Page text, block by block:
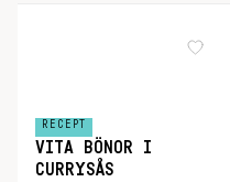
RECEPT
VITA BÖNOR I
CURRYSÅS